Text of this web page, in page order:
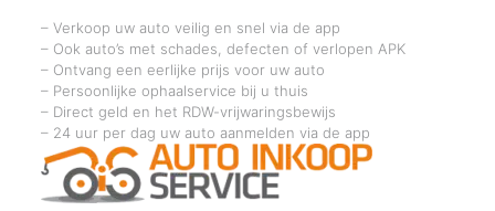
– Verkoop uw auto veilig en snel via de app
– Ook auto’s met schades, defecten of verlopen APK
– Ontvang een eerlijke prijs voor uw auto
– Persoonlijke ophaalservice bij u thuis
– Direct geld en het RDW-vrijwaringsbewijs
– 24 uur per dag uw auto aanmelden via de app